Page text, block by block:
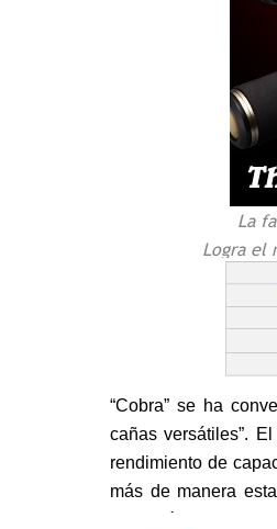
La
Logra el
“Cobra” se ha
cañas versátiles”.
rendimiento de
más de manera